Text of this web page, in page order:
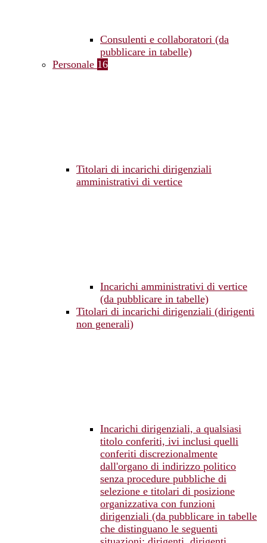
Consulenti e collaboratori (da
pubblicare in tabelle)
Personale 16
Titolari di incarichi dirigenziali
amministrativi di vertice
Incarichi amministrativi di vertice
(da pubblicare in tabelle)
Titolari di incarichi dirigenziali (dirigenti
non generali)
Incarichi dirigenziali, a qualsiasi
titolo conferiti, ivi inclusi quelli
conferiti discrezionalmente
dall'organo di indirizzo politico
senza procedure pubbliche di
selezione e titolari di posizione
organizzativa con funzioni
dirigenziali (da pubblicare in tabelle
che distinguano le seguenti